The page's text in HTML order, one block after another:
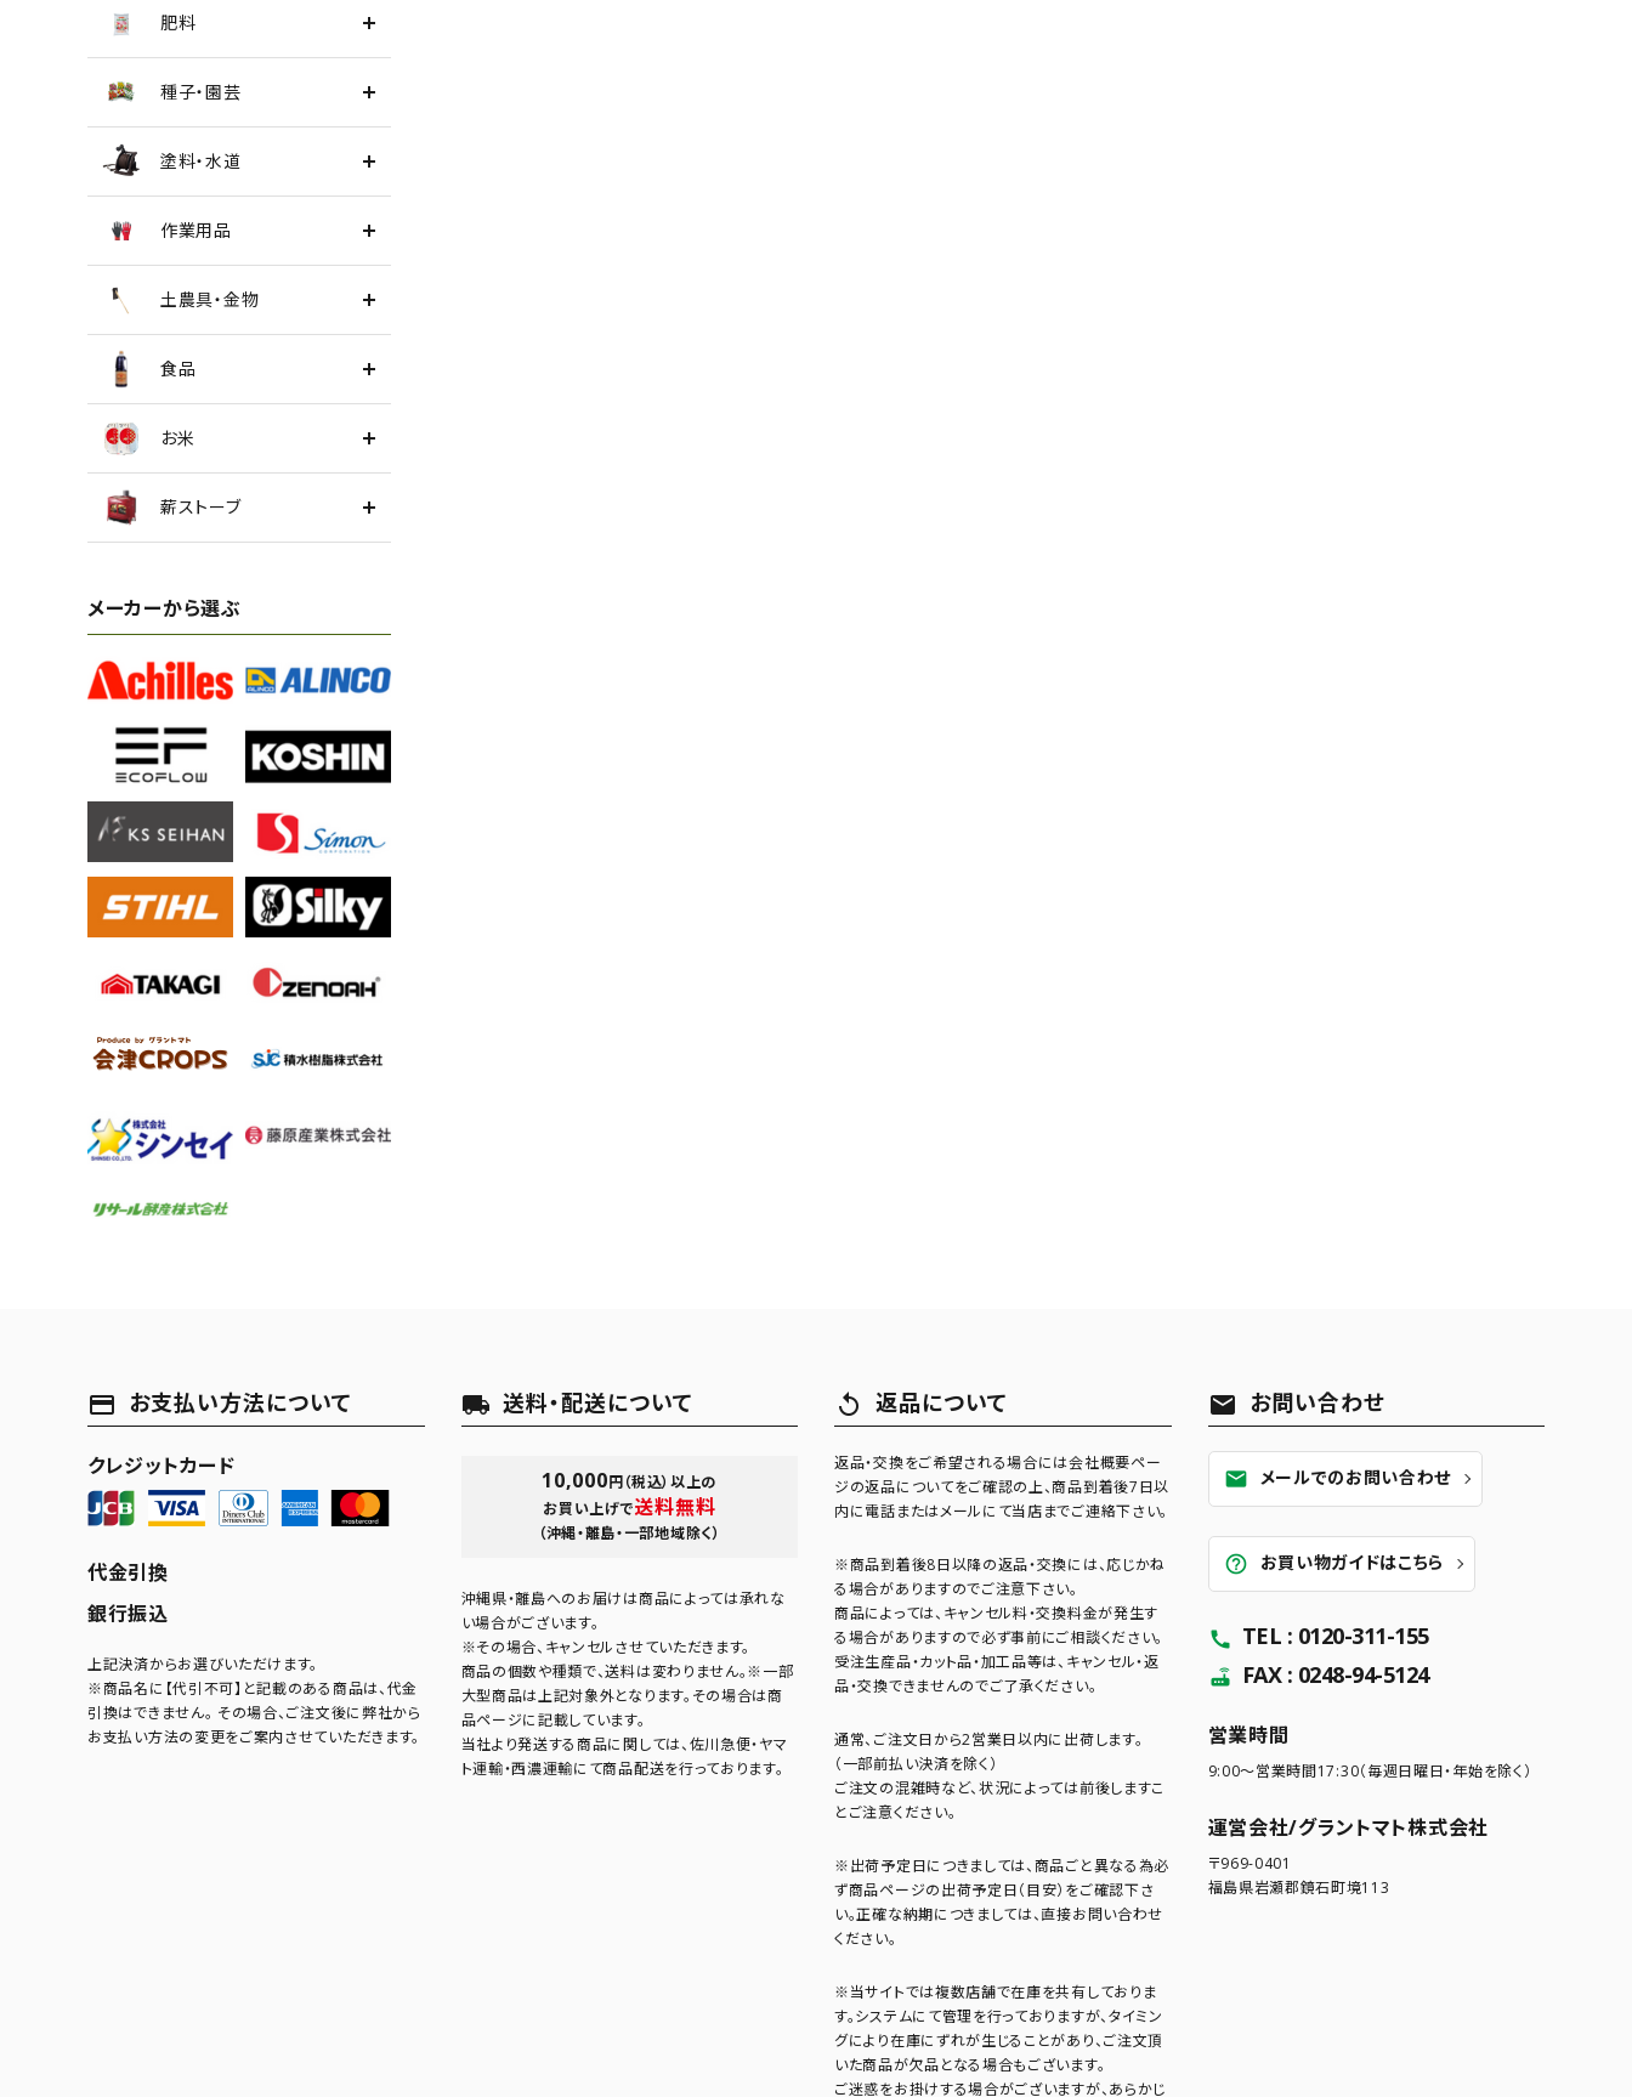
肥料
種子・園芸
塗料・水道
作業用品
土農具・金物
食品
お米
薪ストーブ
メーカーから選ぶ
payment お支払い方法について
クレジットカード
代金引換
銀行振込
上記決済からお選びいただけます。
※商品名に【代引不可】と記載のある商品は、代金
引換はできません。 その場合、ご注文後に弊社から
お支払い方法の変更をご案内させていただきます。
local_shipping 送料・配送について
10,000円（税込）以上の
お買い上げで送料無料
（沖縄・離島・一部地域除く）
沖縄県・離島へのお届けは商品によっては承れな
い場合がございます。
※その場合、キャンセルさせていただきます。
商品の個数や種類で、送料は変わりません。※一部
大型商品は上記対象外となります。その場合は商
品ページに記載しています。
当社より発送する商品に関しては、佐川急便・ヤマ
ト運輸・西濃運輸にて商品配送を行っております。
replay 返品について
返品・交換をご希望される場合には会社概要ペー
ジの返品についてをご確認の上、商品到着後7日以
内に電話またはメールにて当店までご連絡下さい。
※商品到着後8日以降の返品・交換には、応じかね
る場合がありますのでご注意下さい。
商品によっては、キャンセル料・交換料金が発生す
る場合がありますので必ず事前にご相談ください。
受注生産品・カット品・加工品等は、キャンセル・返
品・交換できませんのでご了承ください。
通常、ご注文日から2営業日以内に出荷します。
（一部前払い決済を除く）
ご注文の混雑時など、状況によっては前後しますこ
とご注意ください。
※出荷予定日につきましては、商品ごと異なる為必
ず商品ページの出荷予定日（目安）をご確認下さ
い。正確な納期につきましては、直接お問い合わせ
ください。
※当サイトでは複数店舗で在庫を共有しておりま
す。システムにて管理を行っておりますが、タイミン
グにより在庫にずれが生じることがあり、ご注文頂
いた商品が欠品となる場合もございます。
ご迷惑をお掛けする場合がございますが、あらかじ
mail お問い合わせ
mail メールでのお問い合わせ
help_outline お買い物ガイドはこちら
call TEL : 0120-311-155
router FAX : 0248-94-5124
営業時間
9:00～営業時間17:30（毎週日曜日・年始を除く）
運営会社/グラントマト株式会社
〒969-0401
福島県岩瀬郡鏡石町境113